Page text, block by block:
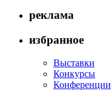
реклама
избранное
Выставки
Конкурсы
Конференции